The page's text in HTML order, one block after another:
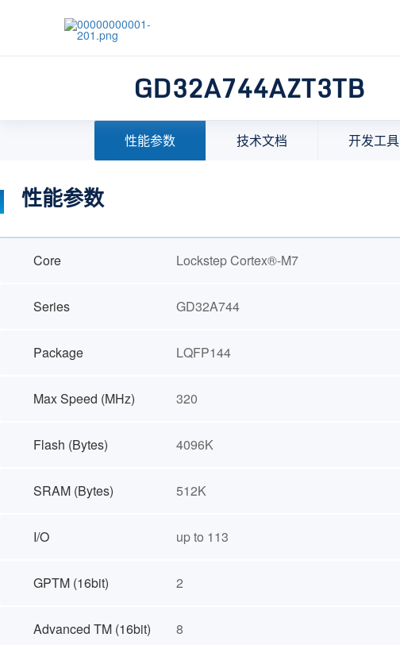
GD32A744AZT3TB
性能参数 技术文档 开发工具
首页 >产品中心 >32位微控制器(MCU) >MCU选择器
性能参数
Core Lockstep Cortex®-M7
Series GD32A744
Package LQFP144
Max Speed (MHz) 320
Flash (Bytes) 4096K
SRAM (Bytes) 512K
I/O up to 113
GPTM (16bit) 2
Advanced TM (16bit) 8